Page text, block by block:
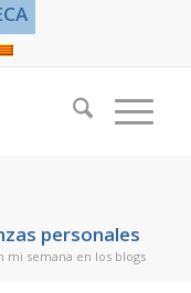
personales
mi semana en los blogs